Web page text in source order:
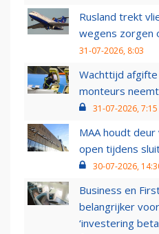
Rusland trekt
wegens zorgen
31-07-2026, 8:03
Wachttijd
monteurs
31-07-2026, 7:15
MAA houdt
open tijdens
30-07-2026,
Business en
belangrijker
‘investering